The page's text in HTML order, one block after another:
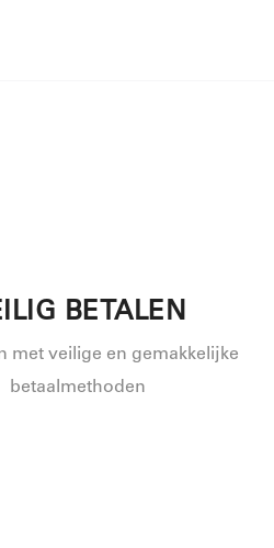
BETALEN
met veilige en gemakkelijke
betaalmethoden